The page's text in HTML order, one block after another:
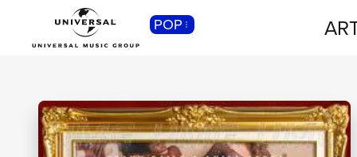
POP
CLASSICA